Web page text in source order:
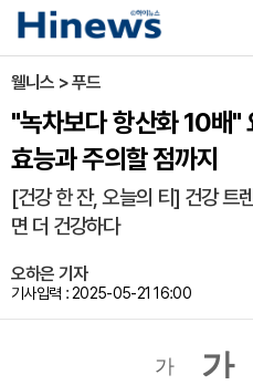
웰니스 > 푸드
"녹차보다 항산화 10배"
효능과 주의할 점까지
[건강 한 잔, 오늘의 티] 건강 트
면 더 건강하다
오하은 기자
기사입력 : 2025-05-21 16:00
가 가